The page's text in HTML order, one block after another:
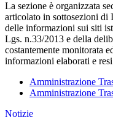
La sezione è organizzata
articolato in sottosezioni
delle informazioni sui siti
Lgs. n.33/2013 e della
costantemente monitorata
informazioni elaborati e
Amministrazione
Amministrazione
Notizie